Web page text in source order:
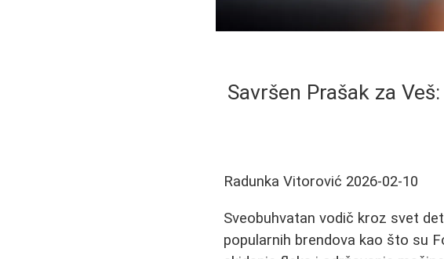
Savršen Prašak za
Radunka Vitorović 2026-02-10
Sveobuhvatan vodič kroz svet
popularnih brendova kao što su